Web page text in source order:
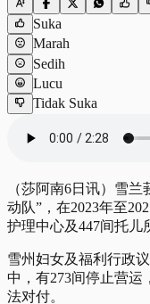
Suka
Marah
Sedih
Lucu
Tidak Suka
（莎阿南6日讯）雪
动队”，在2023年至
护理中心及447间托儿
雪州妇女及福利行政
中，有273间停止营运
法对付。